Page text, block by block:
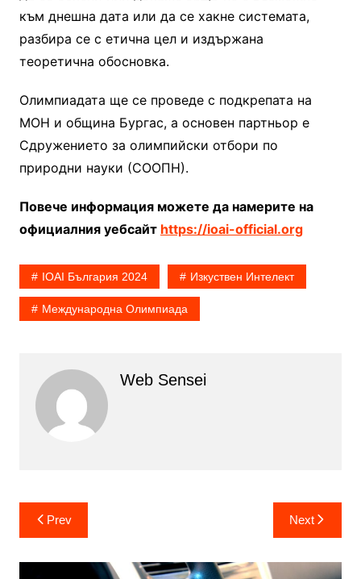
към днешна дата или да се хакне системата,
разбира се с етична цел и издържана
теоретична обосновка.
Олимпиадата ще се проведе с подкрепата на
МОН и община Бургас, а основен партньор е
Сдружението за олимпийски отбори по
природни науки (СООПН).
Повече информация можете да намерите на
официалния уебсайт https://ioai-official.org
IOAI България 2024 Изкуствен Интелект
Международна Олимпиада
Web Sensei
Post
navigation
Prev Next